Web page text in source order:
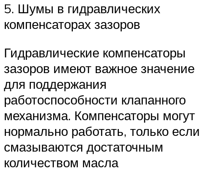
5. Шумы в гидравлических
компенсаторах зазоров
Гидравлические компенсаторы
зазоров имеют важное значение
для поддержания
работоспособности клапанного
механизма. Компенсаторы могут
нормально работать, только если
смазываются достаточным
количеством масла